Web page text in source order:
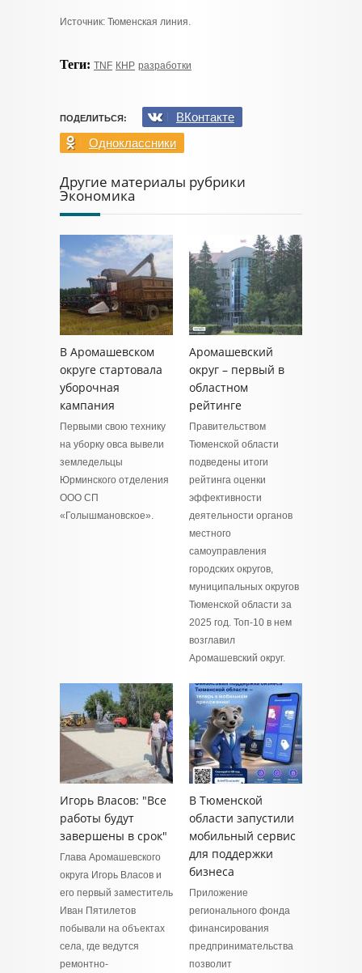
Источник: Тюменская линия.
Теги: TNF КНР разработки
ПОДЕЛИТЬСЯ:
ВКонтакте
Одноклассники
Другие материалы рубрики
Экономика
В Аромашевском
округе стартовала
уборочная
кампания
Первыми свою технику
на уборку овса вывели
земледельцы
Юрминского отделения
ООО СП
«Голышмановское».
Аромашевский
округ – первый в
областном
рейтинге
Правительством
Тюменской области
подведены итоги
рейтинга оценки
эффективности
деятельности органов
местного
самоуправления
городских округов,
муниципальных округов
Тюменской области за
2025 год. Топ-10 в нем
возглавил
Аромашевский округ.
Игорь Власов: "Все
работы будут
завершены в срок"
Глава Аромашевского
округа Игорь Власов и
его первый заместитель
Иван Пятилетов
побывали на объектах
села, где ведутся
ремонтно-
В Тюменской
области запустили
мобильный сервис
для поддержки
бизнеса
Приложение
регионального фонда
финансирования
предпринимательства
позволит